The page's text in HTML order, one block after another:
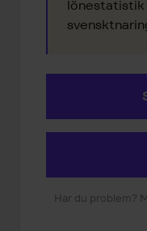
lönestatistik
Har du problem?